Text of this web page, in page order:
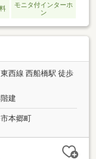
モニタ付インターホ
ン
西線 西船橋駅 徒歩
建
本郷町